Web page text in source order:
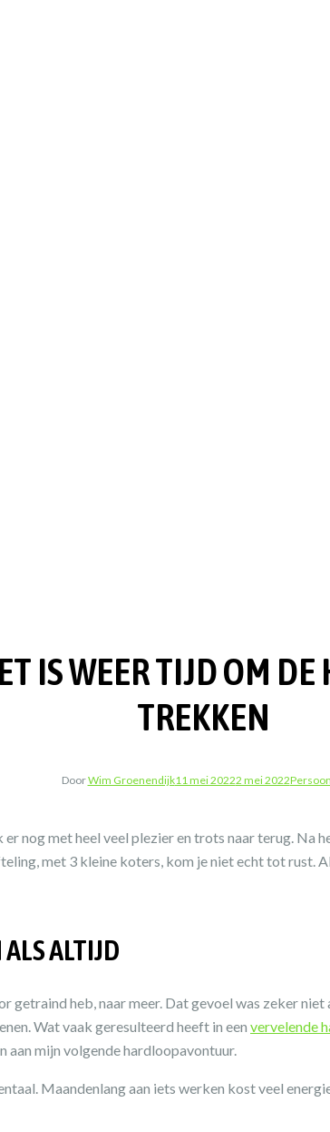
IS WEER TIJD OM
TREKKEN
DoorWim Groenendijk11 mei 20222 mei 2022
nog met heel veel plezier en trots naar terug.
met 3 kleine koters, kom je niet echt tot rust.
ALTIJD
heb, naar meer. Dat gevoel was zeker niet
Wat vaak geresulteerd heeft in een vervelende
aan mijn volgende hardloopavontuur.
Maandenlang aan iets werken kost veel